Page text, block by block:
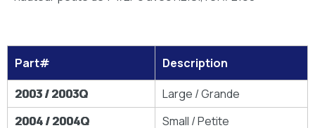
Part#
Description
2003 / 2003Q
Large / Grande
2004 / 2004Q
Small / Petite